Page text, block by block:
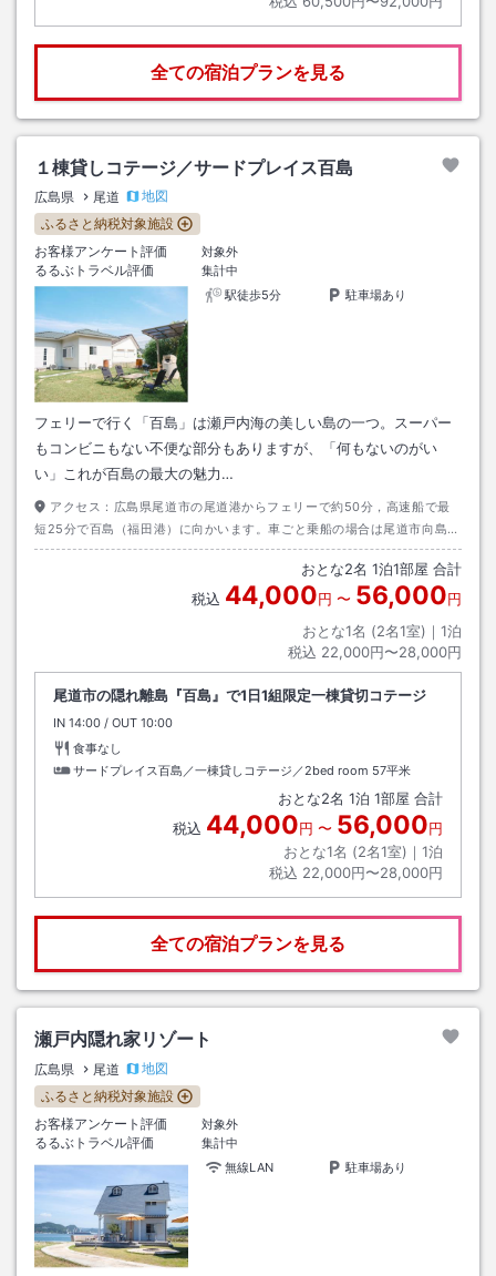
全ての宿泊プランを見る
１棟貸しコテージ／サードプレイス百島
広島県 尾道
地図
ふるさと納税対象施設
お客様アンケート評価
対象外
るるぶトラベル評価
集計中
駅徒歩5分
駐車場あり
フェリーで行く「百島」は瀬戸内海の美しい島の一つ。スーパー
もコンビニもない不便な部分もありますが、「何もないのがい
い」これが百島の最大の魅力…
アクセス： 広島県尾道市の尾道港からフェリーで約50分，高速船で最
短25分で百島（福田港）に向かいます。車ごと乗船の場合は尾道市向島の
歌港より乗船ください。福山市の常石港からも百島に向かえます。（車ご
と乗船可能）百島までは約10分です。施設までの時間は車で5?10分、徒
歩20?30分くらいです（送迎はありません）。
おとな2名 1泊1部屋 合計
税込 44,000円 〜 56,000円
おとな1名 (2名1室)｜ 1泊
税込 22,000円〜28,000円
尾道市の隠れ離島『百島』で1日1組限定一棟貸切コテージ
IN チェックイン
14:00 / OUT チェックアウト
10:00
食事なし
サードプレイス百島／一棟貸しコテージ／2bed room 57平米
おとな2名 1泊 1部屋 合計
税込 44,000円 〜 56,000円
おとな1名 (2名1室)｜ 1泊
税込 22,000円〜28,000円
全ての宿泊プランを見る
瀬戸内隠れ家リゾート
広島県 尾道
地図
ふるさと納税対象施設
お客様アンケート評価
対象外
るるぶトラベル評価
集計中
無線LAN
駐車場あり